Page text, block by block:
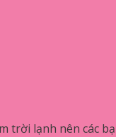
trời lạnh nên các